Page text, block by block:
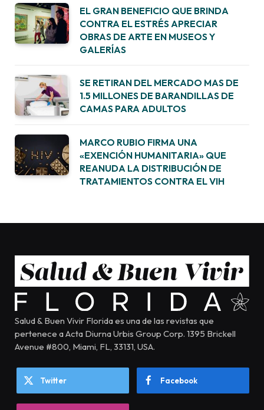
EL GRAN BENEFICIO QUE BRINDA
CONTRA EL ESTRÉS APRECIAR
OBRAS DE ARTE EN MUSEOS Y
GALERÍAS
SE RETIRAN DEL MERCADO MAS DE
1.5 MILLONES DE BARANDILLAS DE
CAMAS PARA ADULTOS
MARCO RUBIO FIRMA UNA
«EXENCIÓN HUMANITARIA» QUE
REANUDA LA DISTRIBUCIÓN DE
TRATAMIENTOS CONTRA EL VIH
Salud & Buen Vivir Florida es una de las revistas que
pertenece a Acta Diurna Urbis Group Corp. 1395 Brickell
Avenue #800, Miami, FL, 33131, USA.
Twitter Facebook